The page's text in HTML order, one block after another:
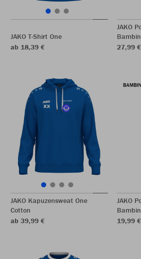
JAKO T-Shirt One
ab 18,39 €
JAKO
27,99 €
JAKO Kapuzensweat One
Cotton
ab 39,99 €
JAKO
19,99 €